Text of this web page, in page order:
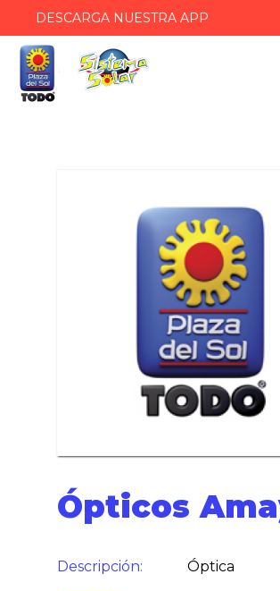
DESCARGA NUESTRA APP
Ópticos
Descripción:
Óptica